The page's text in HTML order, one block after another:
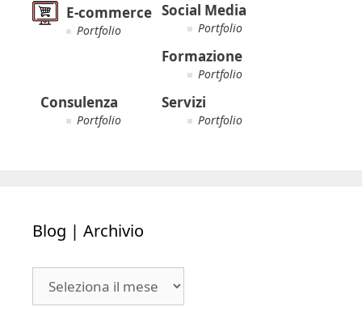
E-commerce
Portfolio
Social Media
Portfolio
Formazione
Portfolio
Consulenza
Portfolio
Servizi
Portfolio
Blog | Archivio